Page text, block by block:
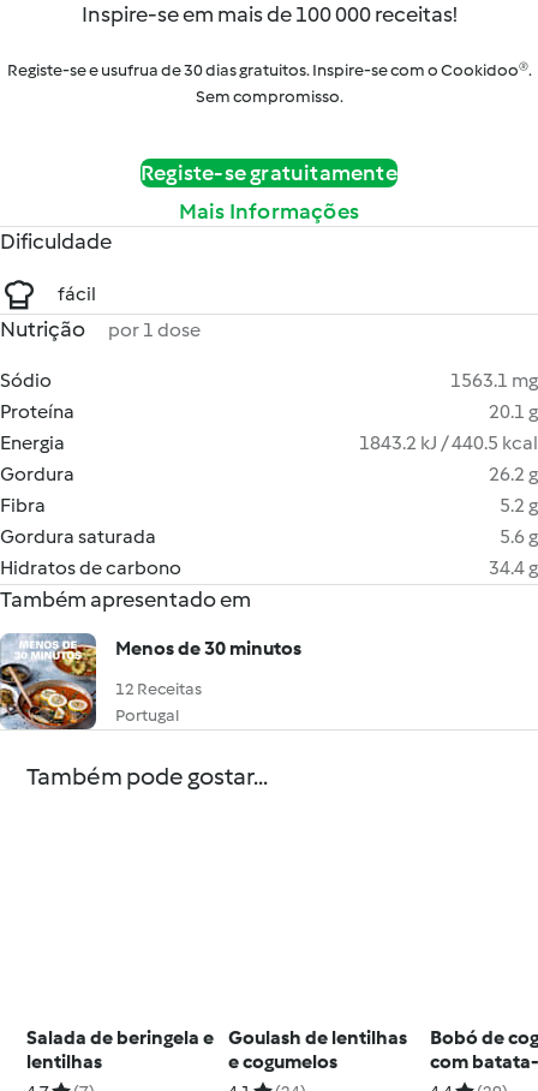
Inspire-se em mais de 100 000 receitas!
Registe-se e usufrua de 30 dias gratuitos. Inspire-se com o Cookidoo®.
Sem compromisso.
Registe-se gratuitamente
Mais Informações
Dificuldade
fácil
Nutrição por 1 dose
Sódio
1563.1 mg
Proteína
20.1 g
Energia
1843.2 kJ / 440.5 kcal
Gordura
26.2 g
Fibra
5.2 g
Gordura saturada
5.6 g
Hidratos de carbono
34.4 g
Também apresentado em
Menos de 30 minutos
12 Receitas
Portugal
Também pode gostar...
Salada de beringela e
lentilhas
Goulash de lentilhas
e cogumelos
Bobó de
com